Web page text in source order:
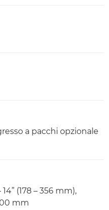
a pacchi opzionale
(178 – 356 mm),
mm